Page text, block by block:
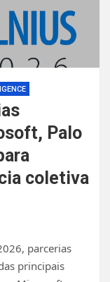
Palo
coletiva
parcerias
principais